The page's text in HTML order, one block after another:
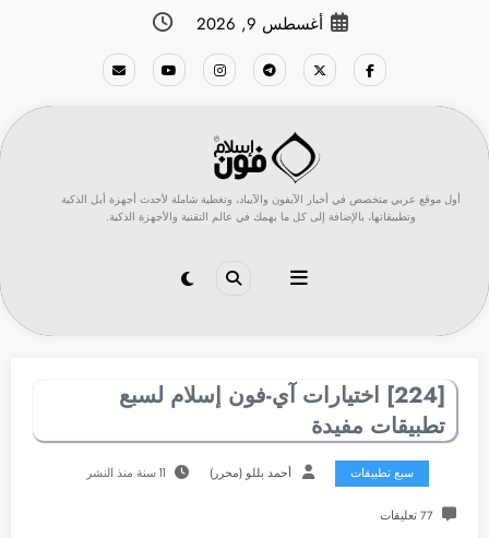
أغسطس 9, 2026
أول موقع عربي متخصص في أخبار الآيفون والآيباد، وتغطية شاملة لأحدث أجهزة أبل الذكية
وتطبيقاتها، بالإضافة إلى كل ما يهمك في عالم التقنية والأجهزة الذكية.
[224] اختيارات آي-فون إسلام لسبع
تطبيقات مفيدة
سبع تطبيقات أحمد بللو (محرر) 11 سنة منذ النشر
77 تعليقات